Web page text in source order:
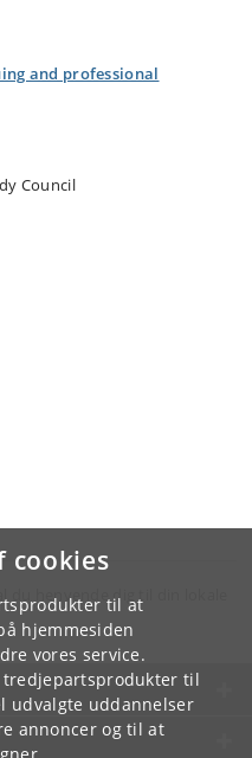
cookies
til at
hjemmesiden
vores service.
til
udvalgte uddannelser
annoncer og til at
and professional
Council
du henvende dig til din lokale